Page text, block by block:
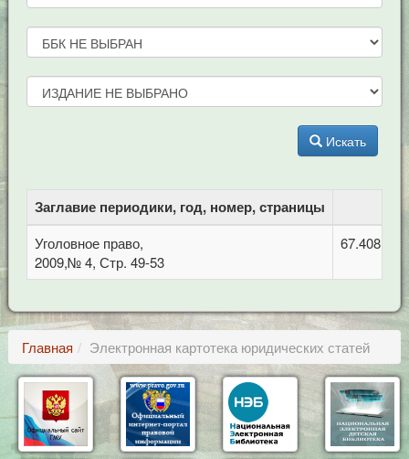
Искать
Заглавие периодики, год, номер, страницы
Уголовное право,
2009,№ 4, Стр. 49-53
67.408
Главная Электронная картотека юридических статей